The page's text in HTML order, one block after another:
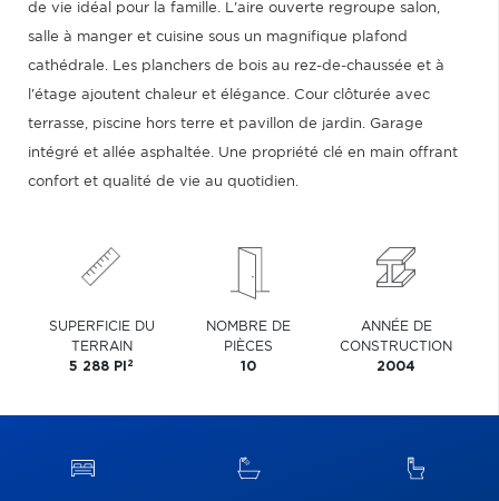
de vie idéal pour la famille. L'aire ouverte regroupe salon,
salle à manger et cuisine sous un magnifique plafond
cathédrale. Les planchers de bois au rez-de-chaussée et à
l'étage ajoutent chaleur et élégance. Cour clôturée avec
terrasse, piscine hors terre et pavillon de jardin. Garage
intégré et allée asphaltée. Une propriété clé en main offrant
confort et qualité de vie au quotidien.
SUPERFICIE DU
TERRAIN
5 288 PI 2
NOMBRE DE
PIÈCES
10
ANNÉE DE
CONSTRUCTION
2004